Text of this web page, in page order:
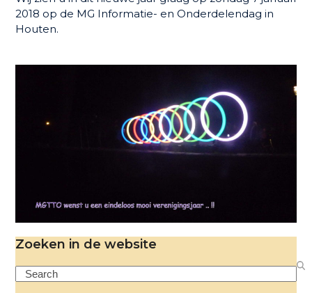
2018 op de MG Informatie- en Onderdelendag in
Houten.
Zoeken in de website
Search